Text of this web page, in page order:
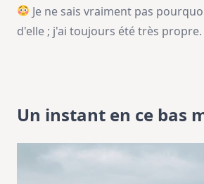
Je ne sais vraiment pas
d'elle ; j'ai toujours été très propre.
Un instant en ce bas